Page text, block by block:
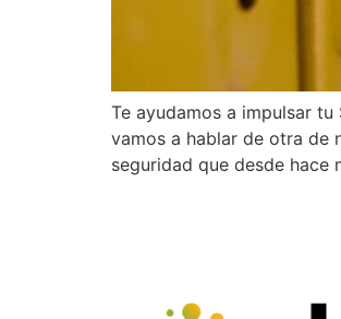
Te ayudamos a impulsar
vamos a hablar de otra de
seguridad que desde hace